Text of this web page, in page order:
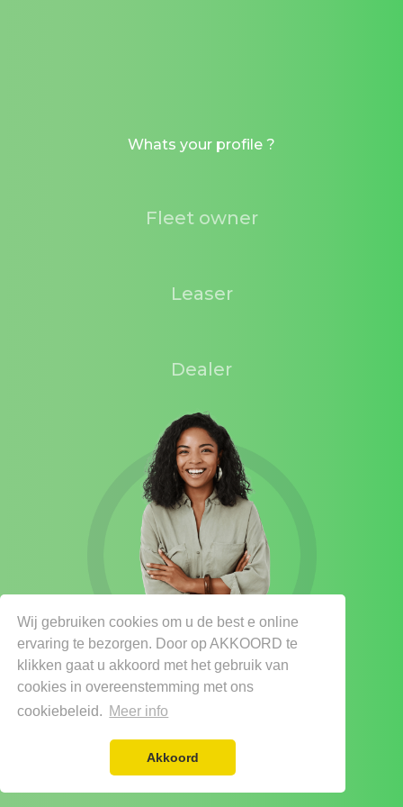
Wij gebruiken cookies om u de best e online
ervaring te bezorgen. Door op AKKOORD te
klikken gaat u akkoord met het gebruik van
cookies in overeenstemming met ons
cookiebeleid. Meer info
Akkoord
Whats your profile ?
Fleet owner
Leaser
Dealer